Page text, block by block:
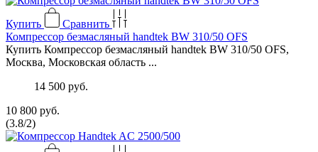
Купить
Сравнить
Компрессор безмасляный handtek BW 310/50 OFS
Купить Компрессор безмасляный handtek BW 310/50 OFS,
Москва, Московская область ...
14 500 руб.
10 800 руб.
(3.8/2)